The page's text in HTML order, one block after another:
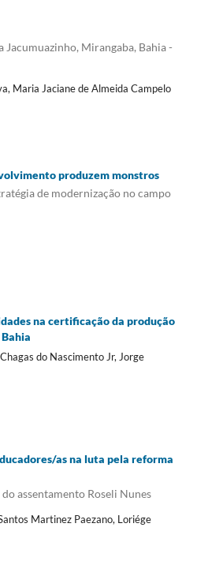
Jacumuazinho, Mirangaba, Bahia -
Maria Jaciane de Almeida Campelo
produzem monstros
de modernização no campo
na certificação da produção
do Nascimento Jr, Jorge
as na luta pela reforma
assentamento Roseli Nunes
Martinez Paezano, Loriége